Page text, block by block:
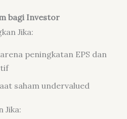
bagi Investor
Jika:
peningkatan EPS dan
saham undervalued
Jika: